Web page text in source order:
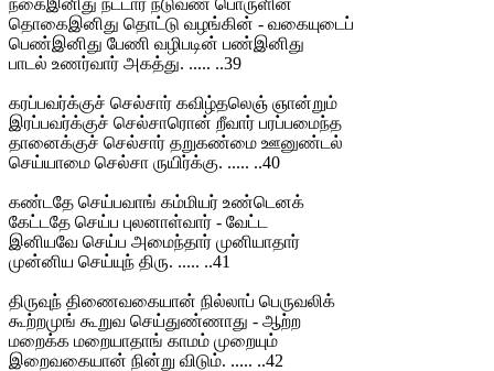
தொகைஇனிது தொட்டு வழங்கின் - வகையுடைப்
பெண்இனிது பேணி வழிபடின் பண்இனிது
பாடல் உணர்வார் அகத்து. ..... ..39
கரப்பவர்க்குச் செல்சார் கவிழ்தலெஞ் ஞான்றும்
இரப்பவர்க்குச் செல்சாரொன் றீவார் பரப்பமைந்த
தானைக்குச் செல்சார் தறுகண்மை ஊனுண்டல்
செய்யாமை செல்சா ருயிர்க்கு. ..... ..40
கண்டதே செய்பவாங் கம்மியர் உண்டெனக்
கேட்டதே செய்ப புலனாள்வார் - வேட்ட
இனியவே செய்ப அமைந்தார் முனியாதார்
முன்னிய செய்யுந் திரு. ..... ..41
திருவுந் திணைவகையான் நில்லாப் பெருவலிக்
கூற்றமுங் கூறுவ செய்துண்ணாது - ஆற்ற
மறைக்க மறையாதாங் காமம் முறையும்
இறைவகையான் நின்று விடும். ..... ..42